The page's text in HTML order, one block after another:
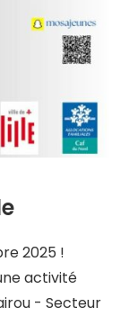
2025 !
activité
- Secteur